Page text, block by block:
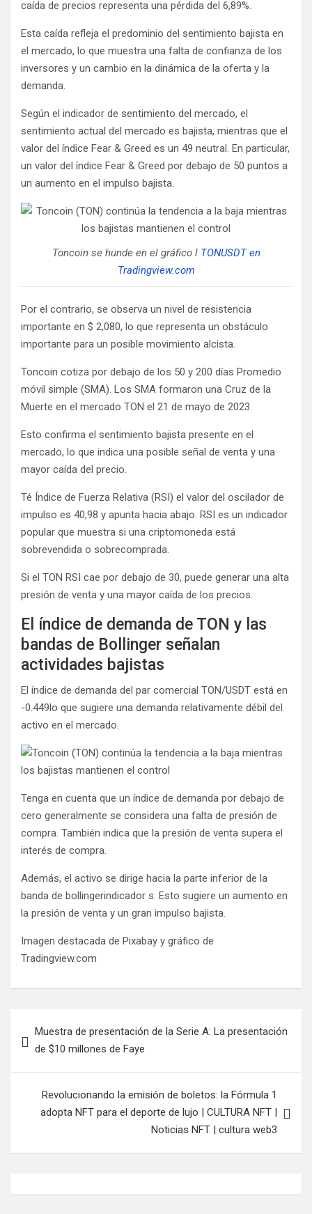
caída de precios representa una pérdida del 6,89%.
Esta caída refleja el predominio del sentimiento bajista en
el mercado, lo que muestra una falta de confianza de los
inversores y un cambio en la dinámica de la oferta y la
demanda.
Según el indicador de sentimiento del mercado, el
sentimiento actual del mercado es bajista, mientras que el
valor del índice Fear & Greed es un 49 neutral. En particular,
un valor del índice Fear & Greed por debajo de 50 puntos a
un aumento en el impulso bajista.
Toncoin se hunde en el gráfico l TONUSDT en
Tradingview.com
Por el contrario, se observa un nivel de resistencia
importante en $ 2,080, lo que representa un obstáculo
importante para un posible movimiento alcista.
Toncoin cotiza por debajo de los 50 y 200 días Promedio
móvil simple (SMA). Los SMA formaron una Cruz de la
Muerte en el mercado TON el 21 de mayo de 2023.
Esto confirma el sentimiento bajista presente en el
mercado, lo que indica una posible señal de venta y una
mayor caída del precio.
Té Índice de Fuerza Relativa (RSI) el valor del oscilador de
impulso es 40,98 y apunta hacia abajo. RSI es un indicador
popular que muestra si una criptomoneda está
sobrevendida o sobrecomprada.
Si el TON RSI cae por debajo de 30, puede generar una alta
presión de venta y una mayor caída de los precios.
El índice de demanda de TON y las
bandas de Bollinger señalan
actividades bajistas
El índice de demanda del par comercial TON/USDT está en
-0.449lo que sugiere una demanda relativamente débil del
activo en el mercado.
Tenga en cuenta que un índice de demanda por debajo de
cero generalmente se considera una falta de presión de
compra. También indica que la presión de venta supera el
interés de compra.
Además, el activo se dirige hacia la parte inferior de la
banda de bollingerindicador s. Esto sugiere un aumento en
la presión de venta y un gran impulso bajista.
Imagen destacada de Pixabay y gráfico de
Tradingview.com
de Muestra de presentación de la Serie A: La presentación
de $10 millones de Faye
Revolucionando la emisión de boletos: la Fórmula 1
adopta NFT para el deporte de lujo | CULTURA NFT |
Noticias NFT | cultura web3